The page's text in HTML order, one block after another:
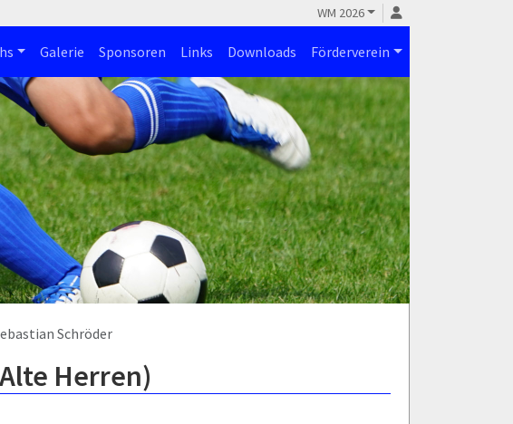
WM 2026
Galerie Sponsoren Links Downloads Förderverein
Schröder
Herren)